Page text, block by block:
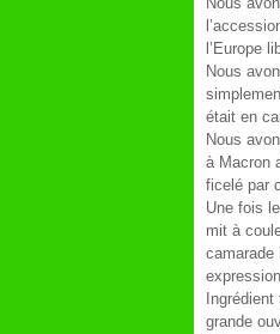
l’Europe
Nous
était en
Nous
à Macron
ficelé par
Une fois
mit à
camarade
grande